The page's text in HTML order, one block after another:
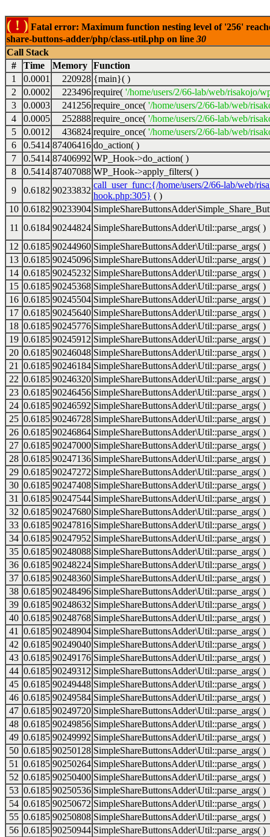
( ! ) Fatal error: Maximum function nesting level of '256'
share-buttons-adder/php/class-util.php on line 30
Call Stack
#
Time Memory Function
1
0.0001 220928 {main}( )
2
0.0002 223496 require( '/home/users/2/66-lab/web/risakojo/
3
0.0003 241256 require_once( '/home/users/2/66-lab/web/
4
0.0005 252888 require_once( '/home/users/2/66-lab/web/
5
0.0012 436824 require_once( '/home/users/2/66-lab/web/
6
0.5414 87406416 do_action( )
7
0.5414 87406992 WP_Hook->do_action( )
8
0.5414 87407088 WP_Hook->apply_filters( )
9
0.6182 90233832
call_user_func:{/home/users/2/66-lab/web/
hook.php:305} ( )
10 0.6182 90233904
11
0.6184 90244824 SimpleShareButtonsAdder\Util::parse_args( )
12 0.6185 90244960 SimpleShareButtonsAdder\Util::parse_args( )
13 0.6185 90245096 SimpleShareButtonsAdder\Util::parse_args( )
14 0.6185 90245232 SimpleShareButtonsAdder\Util::parse_args( )
15 0.6185 90245368 SimpleShareButtonsAdder\Util::parse_args( )
16 0.6185 90245504 SimpleShareButtonsAdder\Util::parse_args( )
17 0.6185 90245640 SimpleShareButtonsAdder\Util::parse_args( )
18 0.6185 90245776 SimpleShareButtonsAdder\Util::parse_args( )
19 0.6185 90245912 SimpleShareButtonsAdder\Util::parse_args( )
20 0.6185 90246048 SimpleShareButtonsAdder\Util::parse_args( )
21
0.6185 90246184 SimpleShareButtonsAdder\Util::parse_args( )
22 0.6185 90246320 SimpleShareButtonsAdder\Util::parse_args( )
23 0.6185 90246456 SimpleShareButtonsAdder\Util::parse_args( )
24 0.6185 90246592 SimpleShareButtonsAdder\Util::parse_args( )
25 0.6185 90246728 SimpleShareButtonsAdder\Util::parse_args( )
26 0.6185 90246864 SimpleShareButtonsAdder\Util::parse_args( )
27 0.6185 90247000 SimpleShareButtonsAdder\Util::parse_args( )
28 0.6185 90247136 SimpleShareButtonsAdder\Util::parse_args( )
29 0.6185 90247272 SimpleShareButtonsAdder\Util::parse_args( )
30 0.6185 90247408 SimpleShareButtonsAdder\Util::parse_args( )
31
0.6185 90247544 SimpleShareButtonsAdder\Util::parse_args( )
32 0.6185 90247680 SimpleShareButtonsAdder\Util::parse_args( )
33 0.6185 90247816 SimpleShareButtonsAdder\Util::parse_args( )
34 0.6185 90247952 SimpleShareButtonsAdder\Util::parse_args( )
35 0.6185 90248088 SimpleShareButtonsAdder\Util::parse_args( )
36 0.6185 90248224 SimpleShareButtonsAdder\Util::parse_args( )
37 0.6185 90248360 SimpleShareButtonsAdder\Util::parse_args( )
38 0.6185 90248496 SimpleShareButtonsAdder\Util::parse_args( )
39 0.6185 90248632 SimpleShareButtonsAdder\Util::parse_args( )
40 0.6185 90248768 SimpleShareButtonsAdder\Util::parse_args( )
41
0.6185 90248904 SimpleShareButtonsAdder\Util::parse_args( )
42 0.6185 90249040 SimpleShareButtonsAdder\Util::parse_args( )
43 0.6185 90249176 SimpleShareButtonsAdder\Util::parse_args( )
44 0.6185 90249312 SimpleShareButtonsAdder\Util::parse_args( )
45 0.6185 90249448 SimpleShareButtonsAdder\Util::parse_args( )
46 0.6185 90249584 SimpleShareButtonsAdder\Util::parse_args( )
47 0.6185 90249720 SimpleShareButtonsAdder\Util::parse_args( )
48 0.6185 90249856 SimpleShareButtonsAdder\Util::parse_args( )
49 0.6185 90249992 SimpleShareButtonsAdder\Util::parse_args( )
50 0.6185 90250128 SimpleShareButtonsAdder\Util::parse_args( )
51
0.6185 90250264 SimpleShareButtonsAdder\Util::parse_args( )
52 0.6185 90250400 SimpleShareButtonsAdder\Util::parse_args( )
53 0.6185 90250536 SimpleShareButtonsAdder\Util::parse_args( )
54 0.6185 90250672 SimpleShareButtonsAdder\Util::parse_args( )
55 0.6185 90250808 SimpleShareButtonsAdder\Util::parse_args( )
56 0.6185 90250944 SimpleShareButtonsAdder\Util::parse_args( )